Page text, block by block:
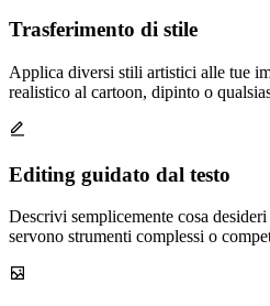
Trasferimento di stile
Applica diversi stili artistici alle tue
realistico al cartoon, dipinto o
Editing guidato dal testo
Descrivi semplicemente cosa
servono strumenti complessi o